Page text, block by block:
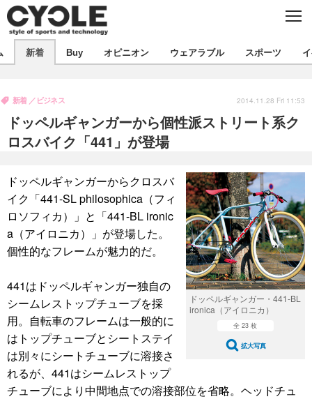
C
E
製品/用品
衣類
飲食
バックナンバー
コラム
インプレ
ボイス
デバイス
ビジネス
国内
スポーツ
選手
写真
動画
試乗会
スポーツ
ツアー
文化
芸能
出版／映画
話題
ファッション
写真
動画
ライフ
社会
政治
新着 Buy オピニオン ウェアラブル スポーツ
ドッペルギャンガーから個性派ストリート系ク
ロスバイク「441」が登場
新着 ビジネス 2014.11.28 Fri 11:53
ドッペルギャンガー・441-BL
ironica（アイロニカ）
全 23 枚
拡大写真
ドッペルギャンガーからクロスバ
イク「441-SL philosophica（フィ
ロソフィカ）」と「441-BL ironic
a（アイロニカ）」が登場した。
個性的なフレームが魅力的だ。
441はドッペルギャンガー独自の
シームレストップチューブを採
用。自転車のフレームは一般的に
はトップチューブとシートステイ
は別々にシートチューブに溶接さ
れるが、441はシームレストップ
チューブにより中間地点での溶接部位を省略。ヘッドチュ